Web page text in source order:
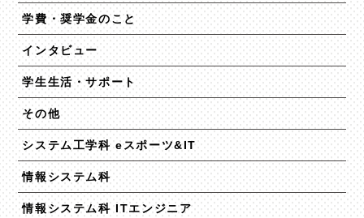
学費・奨学金のこと
インタビュー
学生生活・サポート
その他
システム工学科 eスポーツ&IT
情報システム科
情報システム科 ITエンジニア